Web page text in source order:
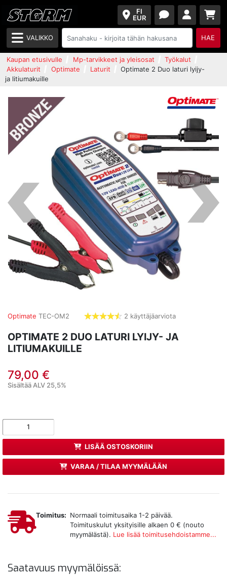
FI
EUR
VALIKKO HAE
Kaupan etusivulle Mp-tarvikkeet ja yleisosat
Työkalut
Akkulaturit
Optimate Laturit
Optimate 2 Duo laturi lyijy-
ja litiumakuille
Optimate TEC-OM2
tähdet
2 käyttäjäarviota
OPTIMATE 2 DUO LATURI LYIJY- JA
LITIUMAKUILLE
79,00 €
Sisältää ALV 25,5%
LISÄÄ OSTOSKORIIN
VARAA / TILAA MYYMÄLÄÄN
Toimitus: Normaali toimitusaika 1-2 päivää.
Toimituskulut yksityisille alkaen 0 € (nouto
myymälästä). Lue lisää toimitusehdoistamme...
Saatavuus myymälöissä: